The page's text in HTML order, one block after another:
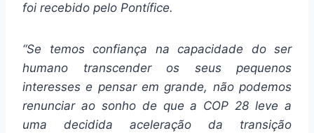
foi recebido pelo Pontífice.
“Se temos confiança na capacidade do ser
humano transcender os seus pequenos
interesses e pensar em grande, não podemos
renunciar ao sonho de que a COP 28 leve a
uma decidida aceleração da transição